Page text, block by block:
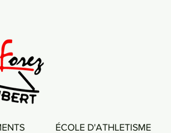
ÉCOLE D'ATHLETISME